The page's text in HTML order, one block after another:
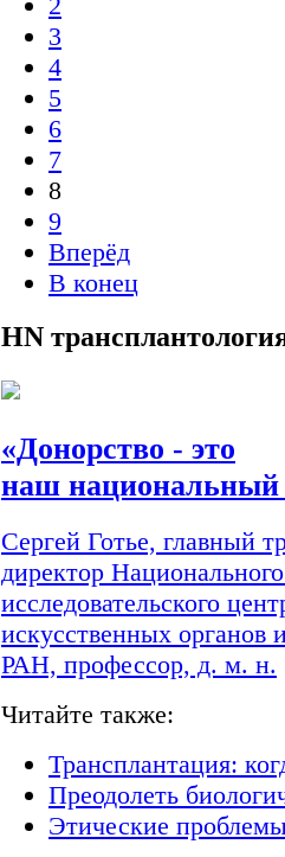
3
4
5
6
7
8
9
Вперёд
В конец
HN
«Донорство - это
наш национальный
Сергей Готье, главный
директор
исследовательского
искусственных
РАН, профессор, д. м. н.
Читайте также:
Трансплантация:
Преодолеть
Этические